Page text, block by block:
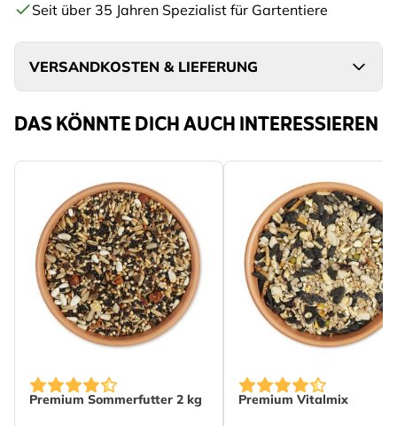
Seit über 35 Jahren Spezialist für Gartentiere
VERSANDKOSTEN & LIEFERUNG
DAS KÖNNTE DICH AUCH INTERESSIEREN
Premium Sommerfutter 2 kg Premium Vitalmix
The price depends on